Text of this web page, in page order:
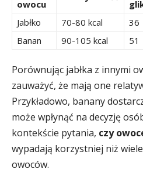
owocu
Jabłko
70-80 kcal 36
Banan
90-105 kcal 51
Porównując jabłka z innymi
zauważyć, że mają one
Przykładowo, banany
może wpłynąć na decyzję
kontekście pytania, czy
wypadają korzystniej niż
owoców.